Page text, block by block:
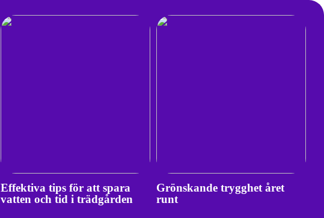
Effektiva tips för att spara
vatten och tid i trädgården
Grönskande trygghet året
runt